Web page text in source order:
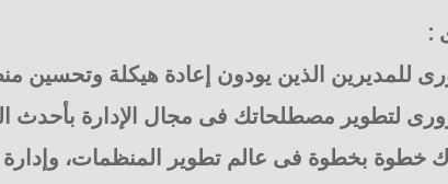
:
للمديرين الذين يودون إعادة هيكلة وتحسين
لتطوير مصطلحاتك فى مجال الإدارة بأحدث
خطوة بخطوة فى عالم تطوير المنظمات، وإدارة